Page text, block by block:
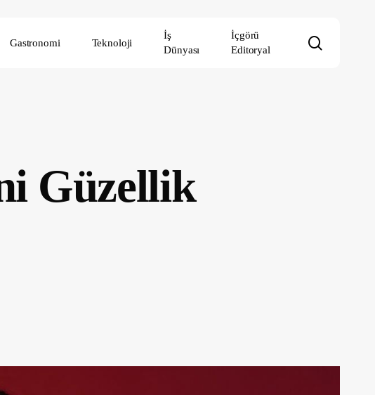
Gastronomi Teknoloji
İş
Dünyası
İçgörü
Editoryal
Güzellik